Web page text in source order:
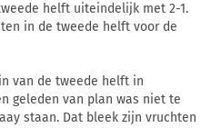
helft uiteindelijk met 2-1.
in de tweede helft voor de
van de tweede helft in
geleden van plan was niet te
staan. Dat bleek zijn vruchten